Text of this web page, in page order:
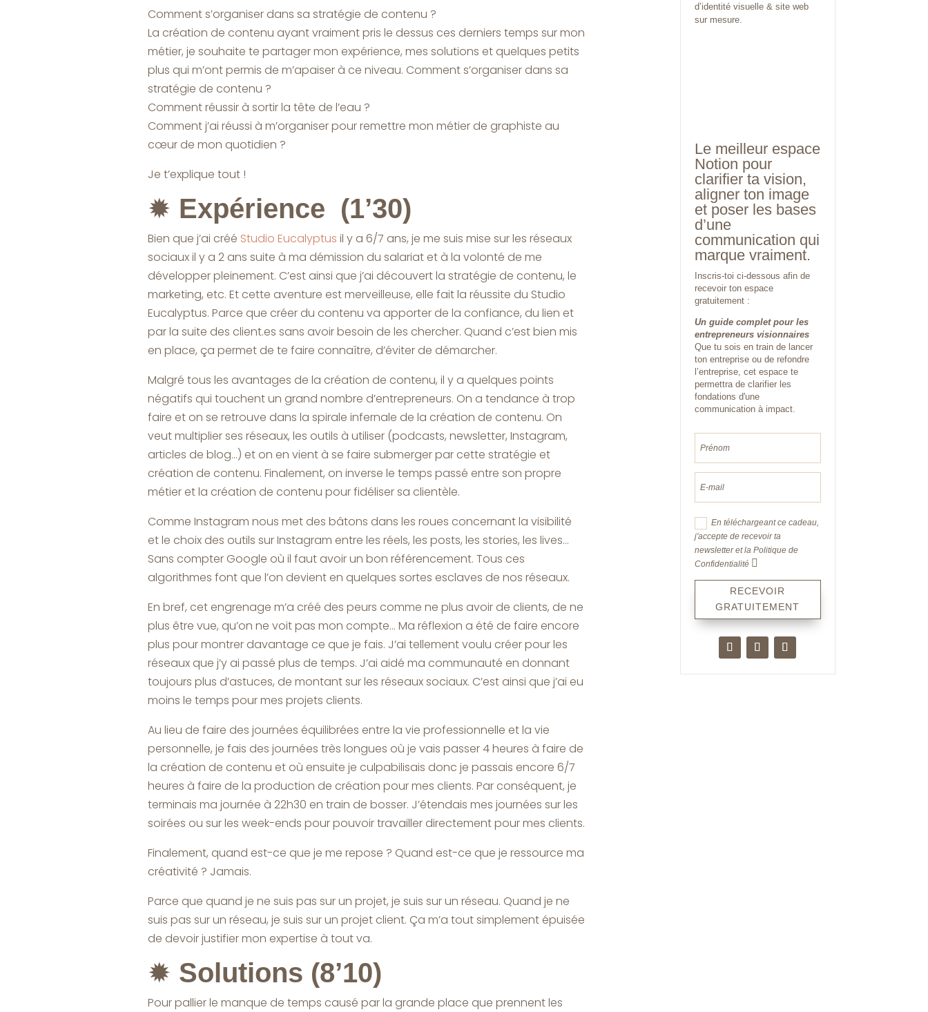
Comment s’organiser dans sa stratégie de contenu ?
La création de contenu ayant vraiment pris le dessus ces derniers temps sur mon
métier, je souhaite te partager mon expérience, mes solutions et quelques petits
plus qui m’ont permis de m’apaiser à ce niveau. Comment s’organiser dans sa
stratégie de contenu ?
Comment réussir à sortir la tête de l’eau ?
Comment j’ai réussi à m’organiser pour remettre mon métier de graphiste au
cœur de mon quotidien ?
Je t’explique tout !
✹ Expérience (1’30)
Bien que j’ai créé Studio Eucalyptus il y a 6/7 ans, je me suis mise sur les réseaux
sociaux il y a 2 ans suite à ma démission du salariat et à la volonté de me
développer pleinement. C’est ainsi que j’ai découvert la stratégie de contenu, le
marketing, etc. Et cette aventure est merveilleuse, elle fait la réussite du Studio
Eucalyptus. Parce que créer du contenu va apporter de la confiance, du lien et
par la suite des client.es sans avoir besoin de les chercher. Quand c’est bien mis
en place, ça permet de te faire connaître, d’éviter de démarcher.
Malgré tous les avantages de la création de contenu, il y a quelques points
négatifs qui touchent un grand nombre d’entrepreneurs. On a tendance à trop
faire et on se retrouve dans la spirale infernale de la création de contenu. On
veut multiplier ses réseaux, les outils à utiliser (podcasts, newsletter, Instagram,
articles de blog…) et on en vient à se faire submerger par cette stratégie et
création de contenu. Finalement, on inverse le temps passé entre son propre
métier et la création de contenu pour fidéliser sa clientèle.
Comme Instagram nous met des bâtons dans les roues concernant la visibilité
et le choix des outils sur Instagram entre les réels, les posts, les stories, les lives…
Sans compter Google où il faut avoir un bon référencement. Tous ces
algorithmes font que l’on devient en quelques sortes esclaves de nos réseaux.
En bref, cet engrenage m’a créé des peurs comme ne plus avoir de clients, de ne
plus être vue, qu’on ne voit pas mon compte… Ma réflexion a été de faire encore
plus pour montrer davantage ce que je fais. J’ai tellement voulu créer pour les
réseaux que j’y ai passé plus de temps. J’ai aidé ma communauté en donnant
toujours plus d’astuces, de montant sur les réseaux sociaux. C’est ainsi que j’ai eu
moins le temps pour mes projets clients.
Au lieu de faire des journées équilibrées entre la vie professionnelle et la vie
personnelle, je fais des journées très longues où je vais passer 4 heures à faire de
la création de contenu et où ensuite je culpabilisais donc je passais encore 6/7
heures à faire de la production de création pour mes clients. Par conséquent, je
terminais ma journée à 22h30 en train de bosser. J’étendais mes journées sur les
soirées ou sur les week-ends pour pouvoir travailler directement pour mes clients.
Finalement, quand est-ce que je me repose ? Quand est-ce que je ressource ma
créativité ? Jamais.
Parce que quand je ne suis pas sur un projet, je suis sur un réseau. Quand je ne
suis pas sur un réseau, je suis sur un projet client. Ça m’a tout simplement épuisée
de devoir justifier mon expertise à tout va.
✹ Solutions (8’10)
Pour pallier le manque de temps causé par la grande place que prennent les
d’identité visuelle & site web
sur mesure.
Le meilleur espace
Notion pour
clarifier ta vision,
aligner ton image
et poser les bases
d’une
communication qui
marque vraiment.
Inscris-toi ci-dessous afin de
recevoir ton espace
gratuitement :
Un guide complet pour les
entrepreneurs visionnaires
Que tu sois en train de lancer
ton entreprise ou de refondre
l’entreprise, cet espace te
permettra de clarifier les
fondations d'une
communication à impact.
En téléchargeant ce cadeau,
j'accepte de recevoir ta
newsletter et la Politique de
Confidentialité
RECEVOIR
GRATUITEMENT